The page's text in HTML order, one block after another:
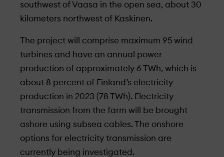
southwest of Vaasa in the open sea, about 30
kilometers northwest of Kaskinen.
The project will comprise maximum 95 wind
turbines and have an annual power
production of approximately 6 TWh, which is
about 8 percent of Finland’s electricity
production in 2023 (78 TWh). Electricity
transmission from the farm will be brought
ashore using subsea cables. The onshore
options for electricity transmission are
currently being investigated.